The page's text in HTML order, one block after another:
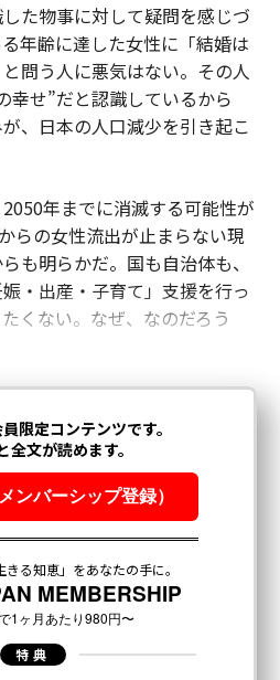
た物事に対して疑問を感じづ
年齢に達した女性に「結婚は
問う人に悪気はない。その人
幸せ”だと認識しているから
、日本の人口減少を引き起こ
年までに消滅する可能性が
らの女性流出が止まらない現
も明らかだ。国も自治体も、
・出産・子育て」支援を行っ
くない。なぜ、なのだろう